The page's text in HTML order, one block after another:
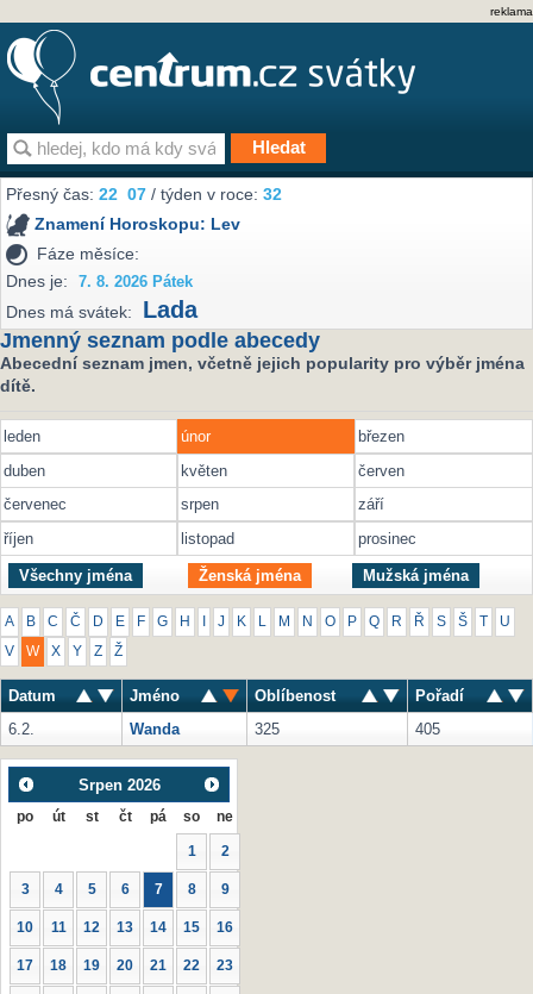
reklama
Přesný čas:22 07 / týden v roce:32
Znamení Horoskopu: Lev
Fáze měsíce:
Dnes je:
7. 8. 2026 Pátek
Dnes má svátek: Lada
Jmenný seznam podle abecedy
Abecední seznam jmen, včetně jejich popularity pro výběr jména
dítě.
leden únor
březen
duben
květen
červen
červenec
srpen
září
říjen
listopad prosinec
Všechny jména Ženská jména Mužská jména
A B C Č D E F G H J K M N O P Q R Ř S Š U
V W X Y Z Ž
Datum Jméno Oblíbenost
Pořadí
6.2.
Wanda 325 405
Srpen 2026
po út st čt pá so ne
1 2
3 4 5 6 7 8 9
10 11 12 13 14 15 16
17 18 19 20 21 22 23